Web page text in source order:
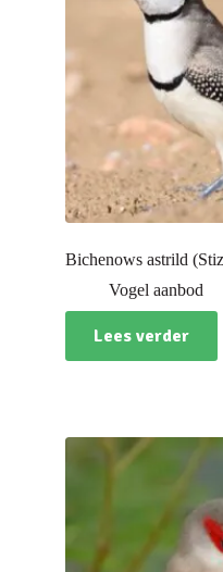
Bichenows astrild
Vogel aanbod
Lees verder